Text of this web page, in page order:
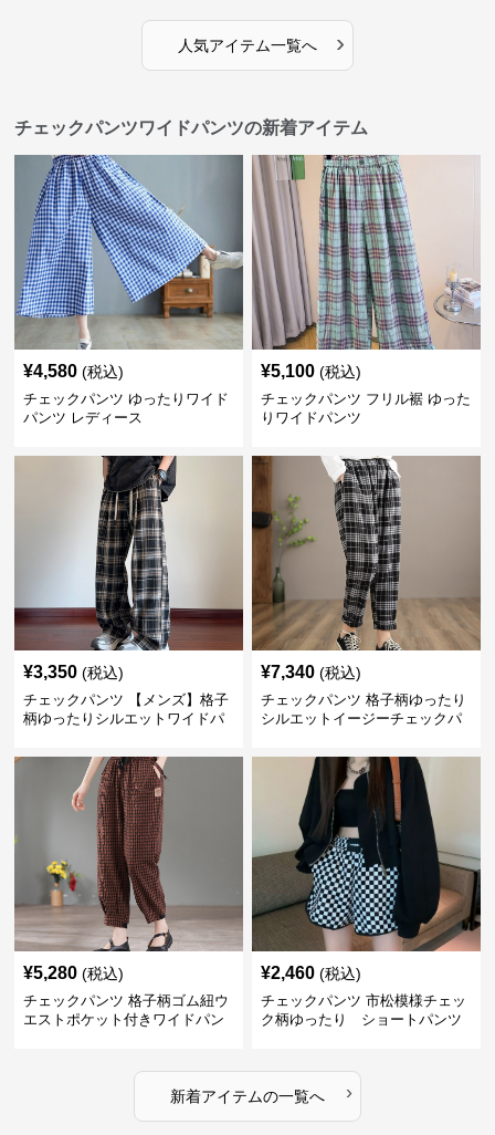
人気アイテム一覧へ ›
チェックパンツワイドパンツの新着アイテム
¥4,580 (税込)
チェックパンツ ゆったりワイド
パンツ レディース
¥5,100 (税込)
チェックパンツ フリル裾 ゆった
りワイドパンツ
¥3,350 (税込)
チェックパンツ 【メンズ】格子
柄ゆったりシルエットワイドパ
¥7,340 (税込)
チェックパンツ 格子柄ゆったり
シルエットイージーチェックパ
¥5,280 (税込)
チェックパンツ 格子柄ゴム紐ウ
エストポケット付きワイドパン
¥2,460 (税込)
チェックパンツ 市松模様チェッ
ク柄ゆったり ショートパンツ
新着アイテムの一覧へ ›